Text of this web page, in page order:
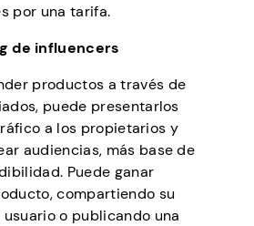
por una tarifa.
de influencers
productos a través de
puede presentarlos
a los propietarios y
audiencias, más base de
Puede ganar
compartiendo su
o publicando una